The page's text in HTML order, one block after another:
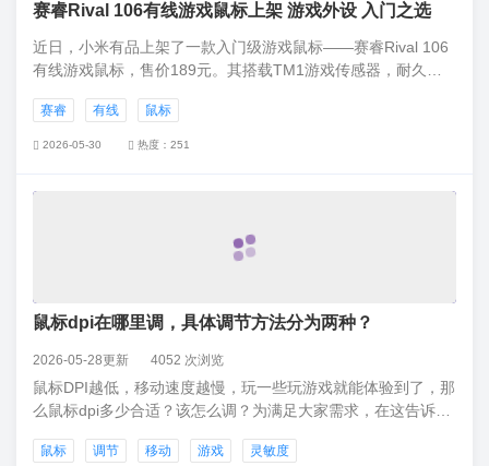
赛睿Rival 106有线游戏鼠标上架 游戏外设 入门之选
近日，小米有品上架了一款入门级游戏鼠标——赛睿Rival 106
有线游戏鼠标，售价189元。其搭载TM1游戏传感器，耐久微
赛睿 有线 鼠标
2026-05-30 热度：251
鼠标dpi在哪里调，具体调节方法分为两种？
2026-05-28更新 4052 次浏览
鼠标DPI越低，移动速度越慢，玩一些玩游戏就能体验到了，那
么鼠标dpi多少合适？该怎么调？为满足大家需求，在这告诉大
可以直接在鼠标上按一下dpi调节键进行调节！这个方法很简单
鼠标 调节 移动 游戏 灵敏度